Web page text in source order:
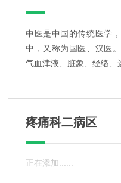
中医是中国的传统医学
中，又称为国医、汉医
气血津液、脏象、经络、
疼痛科二病区
正在添加......